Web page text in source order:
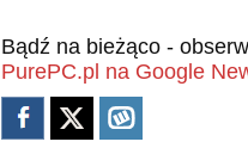
Bądź na bieżąco -
PurePC.pl na Google